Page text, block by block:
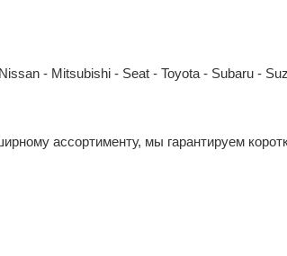
- Mitsubishi - Seat - Toyota - Subaru -
ассортименту, мы гарантируем